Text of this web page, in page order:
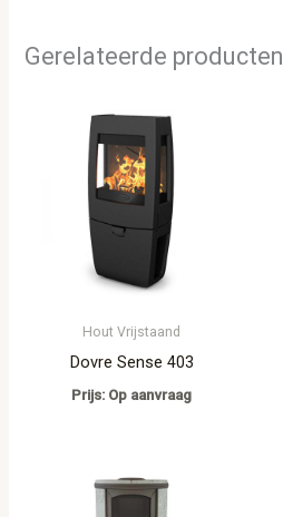
Gerelateerde producten
Hout Vrijstaand
Dovre Sense 403
Prijs: Op aanvraag